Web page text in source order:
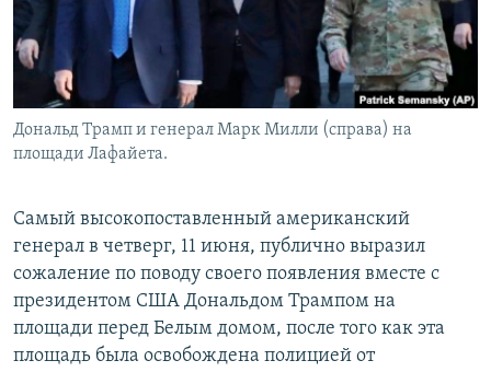
Дональд Трамп и генерал Марк Милли (справа) на
площади Лафайета.
Самый высокопоставленный американский
генерал в четверг, 11 июня, публично выразил
сожаление по поводу своего появления вместе с
президентом США Дональдом Трампом на
площади перед Белым домом, после того как эта
площадь была освобождена полицией от